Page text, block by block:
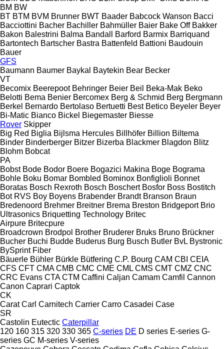
BM BW
BT BTM BVM Brunner BWT Baader Babcock Wanson Bacci
Bacciottini Bacher Bachiller Bahmüller Baier Bake Off Bakker
Bakon Balestrini Balma Bandall Barford Barmix Barriquand
Bartontech Bartscher Bastra Battenfeld Battioni Baudouin
Bauer
GFS
Baumann Baumer Baykal Baytekin Bear Becker
VT
Becomix Beerepoot Behringer Beier Beil Beka-Mak Beko
Belotti Bema Benier Bercomex Berg & Schmid Berg Bergmann
Berkel Bernardo Bertolaso Bertuetti Best Betico Beyeler Beyer
Bi-Matic Bianco Bickel Biegemaster Biesse
Rover Skipper
Big Red Biglia Bijlsma Hercules Billhöfer Billion Biltema
Binder Binderberger Bitzer Bizerba Blackmer Blagdon Blitz
Blohm Bobcat
PA
Bobst Bode Bodor Boere Bogazici Makina Boge Bograma
Bohle Boku Bomar Bombled Bominox Bonfiglioli Bonnet
Boratas Bosch Rexroth Bosch Boschert Bosfor Boss Bostitch
Bot RVS Boy Boyens Brabender Brandt Branson Braun
Bredenoord Brehmer Breitner Brema Breston Bridgeport Brio
Ultrasonics Briquetting Technology Britec
Airpure Britecpure
Broadcrown Brodpol Brother Bruderer Bruks Bruno Brückner
Bucher Buchi Budde Buderus Burg Busch Butler BvL Bystronic
BySprint Fiber
Bäuerle Bühler Bürkle Bütfering C.P. Bourg CAM CBI CEIA
CFS CFT CMA CMB CMC CME CML CMS CMT CMZ CNC
CRC Evans CTA CTM Caffini Caljan Camam Camfil Cannon
Canon Caprari Captok
CK
Carat Carl Carnitech Carrier Carro Casadei Case
SR
Castolin Eutectic Caterpillar
120 160 315 320 330 365 C-series DE D series E-series G-
series GC M-series V-series